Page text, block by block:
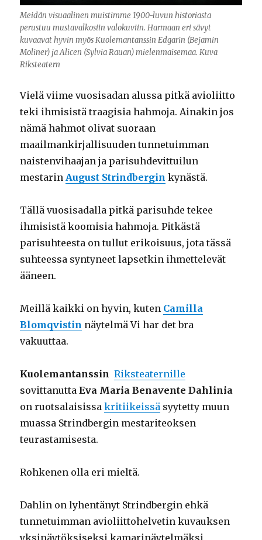
Meidän visuaalinen muistimme 1900-luvun historiasta
perustuu mustavalkosiin valokuviin. Harmaan eri sävyt
kuvaavat hyvin myös Kuolemantanssin Edgarin (Bejamin
Moliner) ja Alicen (Sylvia Rauan) mielenmaisemaa. Kuva
Riksteatern
Vielä viime vuosisadan alussa pitkä avioliitto
teki ihmisistä traagisia hahmoja. Ainakin jos
nämä hahmot olivat suoraan
maailmankirjallisuuden tunnetuimman
naistenvihaajan ja parisuhdevittuilun
mestarinAugust Strindbergin kynästä.
Tällä vuosisadalla pitkä parisuhde tekee
ihmisistä koomisia hahmoja. Pitkästä
parisuhteesta on tullut erikoisuus, jota tässä
suhteessa syntyneet lapsetkin ihmettelevät
ääneen.
Meillä kaikki on hyvin, kuten Camilla
Blomqvistin näytelmä Vi har det bra
vakuuttaa.
Kuolemantanssin Riksteaternille
sovittanuttaEva Maria Benavente Dahlinia
on ruotsalaisissakritiikeissä syytetty muun
muassa Strindbergin mestariteoksen
teurastamisesta.
Rohkenen olla eri mieltä.
Dahlin on lyhentänyt Strindbergin ehkä
tunnetuimman avioliittohelvetin kuvauksen